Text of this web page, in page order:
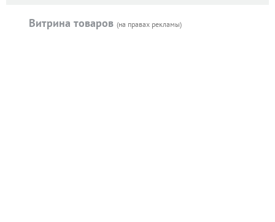
Витрина товаров (на правах рекламы)